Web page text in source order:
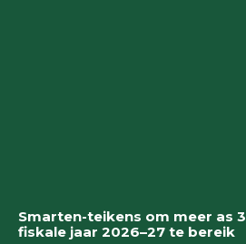
Smarten-teikens om meer as
fiskale jaar 2026–27 te bereik